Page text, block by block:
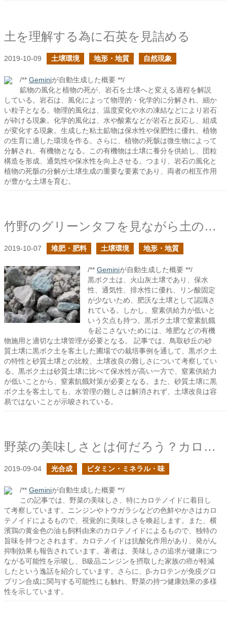
土を理解する為に石英を見詰める
2019-10-09 土壌環境 地形・地質 自然現象
/** Geminiが自動生成した概要 **/
鉱物の風化と植物の死が、岩石を土壌へと変える過程を解説
している。岩石は、風化によって物理的・化学的に分解され、細か
い粒子となる。物理的風化は、温度変化や水の凍結などにより岩石
が砕ける現象。化学的風化は、水や酸素などが岩石と反応し、組成
が変化する現象。生成した粘土鉱物は保水性や保肥性に優れ、植物
の生育に適した環境を作る。さらに、植物の死骸は微生物によって
分解され、有機物となる。この有機物は土壌に養分を供給し、団粒
構造を形成、通気性や保水性を向上させる。つまり、岩石の風化と
植物の死骸の分解が土壌生成の重要な要素であり、両者の相互作用
が豊かな土壌を育む。
竹野のグリーンタフを見ながら土の形成に思いを馳せる
2019-10-07 堆肥・肥料 土壌環境 地形・地質
/** Geminiが自動生成した概要 **/
黒ボク土は、火山灰土壌であり、保水
性、通気性、排水性に優れ、リン酸固定
が少ないため、肥沃な土壌として認識さ
れている。しかし、窒素供給力が低いと
いう欠点も持つ。黒ボク土壌で窒素飢餓
を起こさないためには、堆肥などの有機
物施用と適切な土壌管理が必要となる。 記事では、鳥取砂丘の砂
質土壌に黒ボク土を客土した圃場での栽培事例を通して、黒ボク土
の特性と砂質土壌との比較、土壌改良の難しさについて考察してい
る。黒ボク土は砂質土壌に比べて保水性が高い一方で、窒素供給力
が低いことから、窒素飢餓対策が必要となる。また、砂質土壌に黒
ボク土を客土しても、水管理の難しさは解消されず、土壌改良は容
易ではないことが示唆されている。
野菜の美味しさとは何だろう？カロテノイド
2019-09-04 光合成 ビタミン・ミネラル・味
/** Geminiが自動生成した概要 **/
この記事では、野菜の美味しさ、特にカロテノイドに着目し
て考察しています。ニンジンやトウガラシなどの色鮮やかさはカロ
テノイドによるもので、視覚的に美味しさを喚起します。また、横
濱鶏の黄金色の油も飼料由来のカロテノイドによるもので、独特の
旨味を持つとされます。カロテノイドは抗酸化作用があり、発がん
抑制効果も報告されています。著者は、美味しさの追求が健康につ
ながる可能性を示唆し、B級品ニンジンを摂取した家族の癌が軽減
したという逸話を紹介しています。さらに、β-カロテンが免疫グロ
ブリン合成に関与する可能性にも触れ、野菜の持つ健康効果の多様
性を示しています。